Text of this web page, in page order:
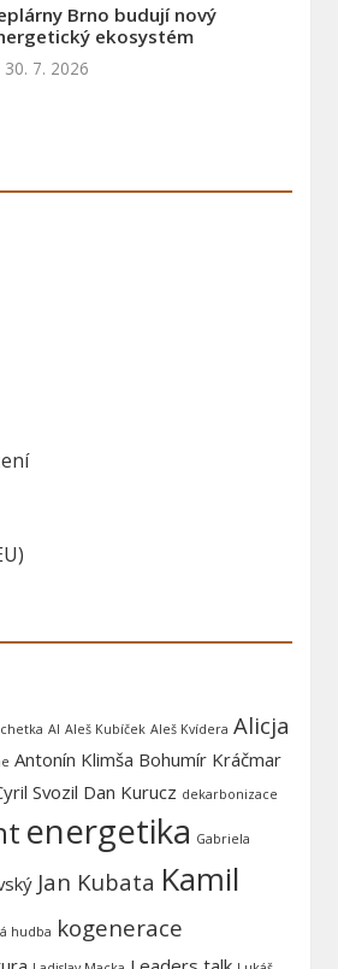
Brno budují nový
ekosystém
30. 7. 2026
AI Aleš Kubíček Aleš Kvídera Alicja
Antonín Klimša Bohumír Kráčmar
Svozil Dan Kurucz dekarbonizace
energetika Gabriela
Jan Kubata Kamil
hudba kogenerace